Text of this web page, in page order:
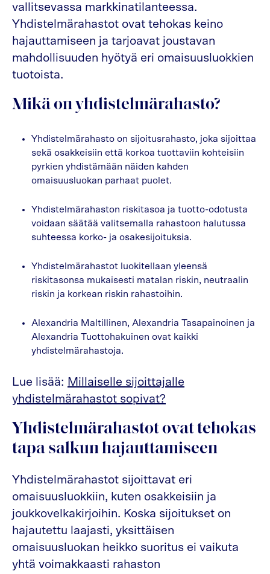
vallitsevassa markkinatilanteessa.
Yhdistelmärahastot ovat tehokas keino
hajauttamiseen ja tarjoavat joustavan
mahdollisuuden hyötyä eri omaisuusluokkien
tuotoista.
Mikä on yhdistelmärahasto?
Yhdistelmärahasto on sijoitusrahasto, joka sijoittaa
sekä osakkeisiin että korkoa tuottaviin kohteisiin
pyrkien yhdistämään näiden kahden
omaisuusluokan parhaat puolet.
Yhdistelmärahaston riskitasoa ja tuotto-odotusta
voidaan säätää valitsemalla rahastoon halutussa
suhteessa korko- ja osakesijoituksia.
Yhdistelmärahastot luokitellaan yleensä
riskitasonsa mukaisesti matalan riskin, neutraalin
riskin ja korkean riskin rahastoihin.
Alexandria Maltillinen, Alexandria Tasapainoinen ja
Alexandria Tuottohakuinen ovat kaikki
yhdistelmärahastoja.
Lue lisää: Millaiselle sijoittajalle
yhdistelmärahastot sopivat?
Yhdistelmärahastot ovat tehokas
tapa salkun hajauttamiseen
Yhdistelmärahastot sijoittavat eri
omaisuusluokkiin, kuten osakkeisiin ja
joukkovelkakirjoihin. Koska sijoitukset on
hajautettu laajasti, yksittäisen
omaisuusluokan heikko suoritus ei vaikuta
yhtä voimakkaasti rahaston